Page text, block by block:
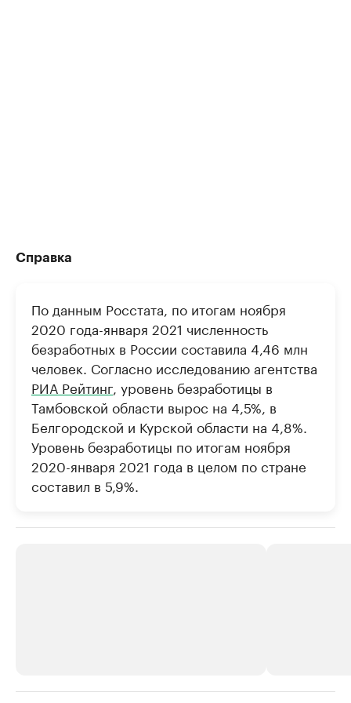
Справка
По данным Росстата, по итогам ноября
2020 года-января 2021 численность
безработных в России составила 4,46 млн
человек. Согласно исследованию агентства
РИА Рейтинг, уровень безработицы в
Тамбовской области вырос на 4,5%, в
Белгородской и Курской области на 4,8%.
Уровень безработицы по итогам ноября
2020-января 2021 года в целом по стране
составил в 5,9%.